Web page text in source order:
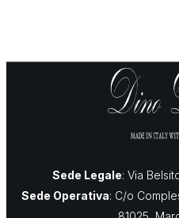
Sede Legale: Via
Sede Operativa: C/o